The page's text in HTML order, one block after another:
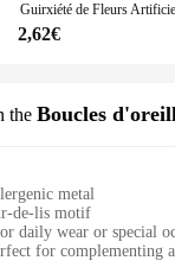
2,62€
the Boucles
metal
de-lis motif
daily wear or special
for complementing